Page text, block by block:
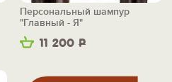
11 200 Р
Персональный шампур
"Главный - Я"